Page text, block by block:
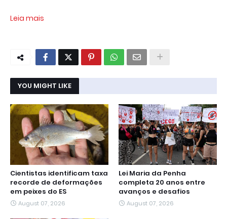
Leia mais
YOU MIGHT LIKE
Cientistas identificam taxa
recorde de deformações
em peixes do ES
August 07, 2026
Lei Maria da Penha
completa 20 anos entre
avanços e desafios
August 07, 2026